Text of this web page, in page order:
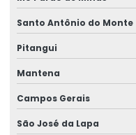
Rótulo Termo Sensível
Rótulo Termo
Rótulos Adesivos
Rótulos Adesivos Com
Rótulos Adesivos Com
Santo Antônio do Monte
Pitangui
Mantena
Campos Gerais
São José da Lapa